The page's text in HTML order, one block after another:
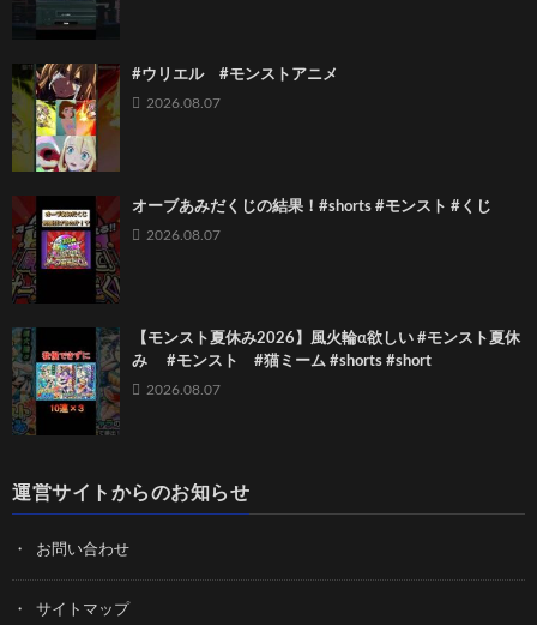
#ウリエル #モンストアニメ
2026.08.07
オーブあみだくじの結果！#shorts #モンスト #くじ
2026.08.07
【モンスト夏休み2026】風火輪α欲しい #モンスト夏休
み #モンスト #猫ミーム #shorts #short
2026.08.07
運営サイトからのお知らせ
お問い合わせ
サイトマップ